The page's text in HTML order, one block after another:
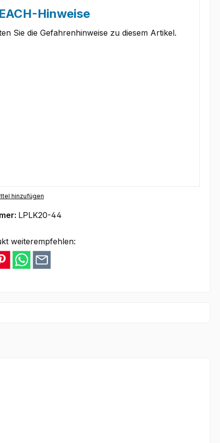
Hinweise
Sie die Gefahrenhinweise zu diesem Artikel.
hinzufügen
LPLK20-44
weiterempfehlen: